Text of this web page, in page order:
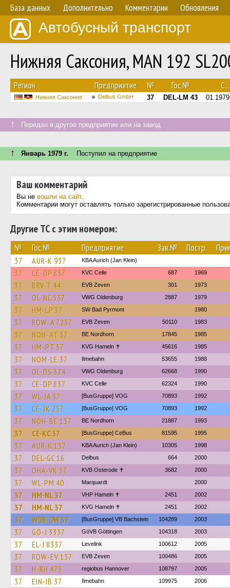
База данных Дополнительно Комментарии Обновления
Автобусный транспорт
Нижняя Саксония, MAN 192
Регион Предприятие № Гос.№ С...
Нижняя Саксония Delbus GmbH 37 DEL-LM 43 01.1979
↑ Передан в другое предприятие или на завод
↑ Январь 1979 г. Поступил на предприятие
Ваш комментарий
Вы не вошли на сайт.
Комментарии могут оставлять только зарегистрированные
Другие ТС с этим номером:
№ Гос.№ Предприятие Зав.№ Постр.
37 AUR-K 937 KBA Aurich (Jan Klein)
37 CE-DP 837 KVC Celle 687 1969
37 BRV-T 44 EVB Zeven 301 1973
37 OL-NC 537 VWG Oldenburg 2887 1979
37 HM-LP 37 SW Bad Pyrmont 1980
37 ROW-A 7237 EVB Zeven 50110 1983
37 NOH-AT 37 BE Nordhorn 17845 1985
37 HM-PT 37 KVG Hameln ✝ 45616 1985
37 NOM-LE 37 Ilmebahn 53655 1988
37 OL-DS 324 VWG Oldenburg 62668 1990
37 CE-DP 837 KVC Celle 62324 1990
37 WL-JA 37 [BusGruppe] VOG 70893 1992
37 CE-JK 257 [BusGruppe] VOG 70893 1992
37 NOH-BE 137 BE Nordhorn 21887 1993
37 CE-KC 37 [BusGruppe] CeBus 81595 1995
37 AUR-K 137 KBA Aurich (Jan Klein) 10305 1998
37 DEL-GC 16 Delbus 664 2000
37 OHA-VK 37 KVB Osterode ✝ 3682 2000
37 WL-PM 40 Marquardt 2000
37 HM-NL 37 VHP Hameln ✝ 2451 2002
37 HM-NL 37 KVG Hameln ✝ 2451 2002
37 WOB-OW 37 [BusGruppe] VB Bachstein 104289 2003
37 GÖ-J 3337 GöVB Göttingen 104318 2003
37 EL-J 8337 Levelink 100612 2005
37 ROW-EV 137 EVB Zeven 100486 2005
37 H-RH 475 regiobus Hannover 108797 2005
37 EIN-IB 37 Ilmebahn 109975 2006